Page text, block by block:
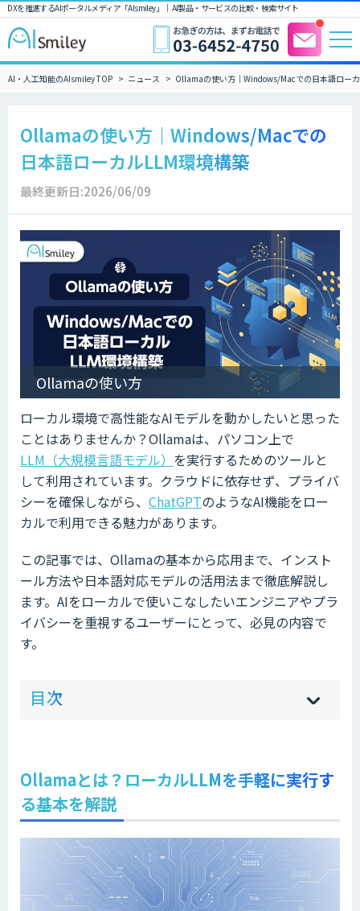
DXを推進するAIポータルメディア「AIsmiley」｜ AI製品・サービスの比較・検索サイト
AI・人工知能のAIsmiley TOP ニュース Ollamaの使い方｜Windows/Macでの日本語ロー
Ollamaの使い方｜Windows/Macでの
日本語ローカルLLM環境構築
最終更新日:2026/06/09
Ollamaの使い方
ローカル環境で高性能なAIモデルを動かしたいと思った
ことはありませんか？Ollamaは、パソコン上で
LLM（大規模言語モデル） を実行するためのツールと
して利用されています。クラウドに依存せず、プライバ
シーを確保しながら、 ChatGPTのようなAI機能をロー
カルで利用できる魅力があります。
この記事では、Ollamaの基本から応用まで、インスト
ール方法や日本語対応モデルの活用法まで徹底解説し
ます。AIをローカルで使いこなしたいエンジニアやプラ
イバシーを重視するユーザーにとって、必見の内容で
す。
目次 hi
]
sh
]
Ollamaとは？ローカルLLMを手軽に実行す
る基本を解説